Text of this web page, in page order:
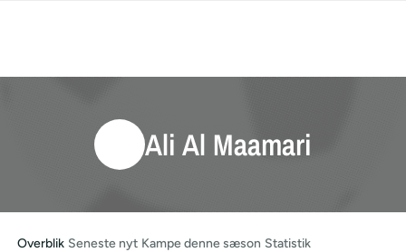
Ali Al Maamari
Overblik Seneste nyt Kampe denne sæson Statistik